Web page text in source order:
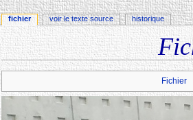
Aller à :navigation , rechercher
Fichier
fichier voir le texte source historique